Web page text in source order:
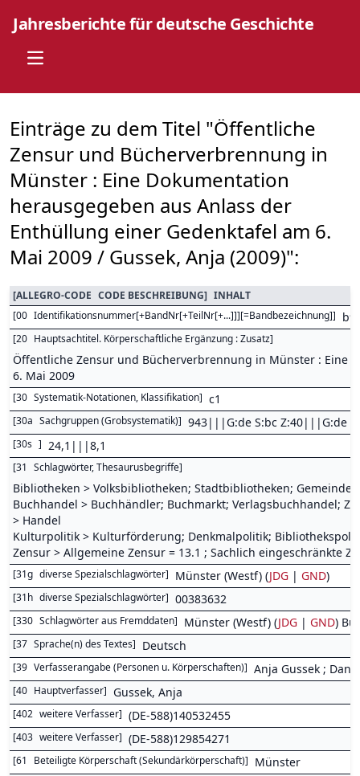
Jahresberichte für deutsche Geschichte
Open main menu
Einträge zu dem Titel "Öffentliche
Zensur und Bücherverbrennung in
Münster : Eine Dokumentation
herausgegeben aus Anlass der
Enthüllung einer Gedenktafel am 6.
Mai 2009 / Gussek, Anja (2009)":
[ALLEGRO-CODE CODE BESCHREIBUNG] INHALT
[00 Identifikationsnummer[+BandNr[+TeilNr[+...]]][=Bandbezeichnung]]
[20 Hauptsachtitel. Körperschaftliche Ergänzung : Zusatz]
Öffentliche Zensur und Bücherverbrennung in Münster : Eine
6. Mai 2009
[30 Systematik-Notationen, Klassifikation] c1
[30a Sachgruppen (Grobsystematik)] 943|||G:de S:bc Z:40|||G:de
[30s ] 24,1|||8,1
[31 Schlagwörter, Thesaurusbegriffe]
Bibliotheken > Volksbibliotheken; Stadtbibliotheken;
Buchhandel > Buchhändler; Buchmarkt; Verlagsbuchhandel;
> Handel
Kulturpolitik > Kulturförderung; Denkmalpolitik;
Zensur > Allgemeine Zensur = 13.1 ; Sachlich eingeschränkte
[31g diverse Spezialschlagwörter] Münster (Westf) (JDG | GND)
[31h diverse Spezialschlagwörter] 00383632
[330 Schlagwörter aus Fremddaten] Münster (Westf) (JDG | GND)
[37 Sprache(n) des Textes] Deutsch
[39 Verfasserangabe (Personen u. Körperschaften)] Anja Gussek ;
[40 Hauptverfasser] Gussek, Anja
[402 weitere Verfasser] (DE-588)140532455
[403 weitere Verfasser] (DE-588)129854271
[61 Beteiligte Körperschaft (Sekundärkörperschaft)] Münster